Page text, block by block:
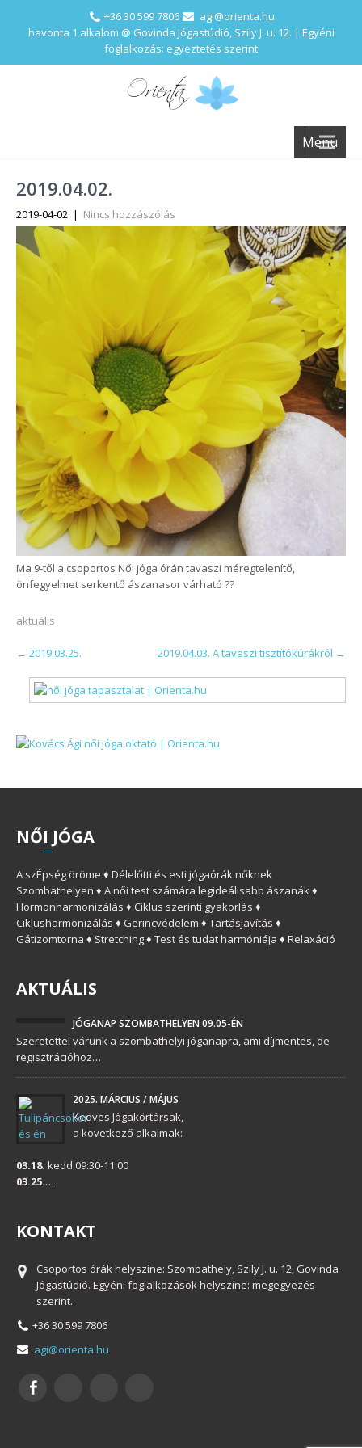
+36 30 599 7806
agi@orienta.hu
havonta 1 alkalom @ Govinda Jógastúdió, Szily J. u. 12. | Egyéni
foglalkozás: egyeztetés szerint
Menu
2019.04.02.
2019-04-02 | Nincs hozzászólás
Ma 9-től a csoportos Női jóga órán tavaszi méregtelenítő,
önfegyelmet serkentő ászanasor várható ??
aktuális
POST
NAVIGATION
← 2019.03.25. 2019.04.03. A tavaszi tisztítókúrákról →
NŐI JÓGA
A szÉpség öröme ♦ Délelőtti és esti jógaórák nőknek
Szombathelyen ♦ A női test számára legideálisabb ászanák ♦
Hormonharmonizálás ♦ Ciklus szerinti gyakorlás ♦
Ciklusharmonizálás ♦ Gerincvédelem ♦ Tartásjavítás ♦
Gátizomtorna ♦ Stretching ♦ Test és tudat harmóniája ♦ Relaxáció
AKTUÁLIS
JÓGANAP SZOMBATHELYEN 09.05-ÉN
Szeretettel várunk a szombathelyi jóganapra, ami díjmentes, de
regisztrációhoz…
2025. MÁRCIUS / MÁJUS
Kedves Jógakörtársak,
a következő alkalmak:
03.18. kedd 09:30-11:00
03.25.…
KONTAKT
Csoportos órák helyszíne: Szombathely, Szily J. u. 12, Govinda
Jógastúdió. Egyéni foglalkozások helyszíne: megegyezés
szerint.
+36 30 599 7806
agi@orienta.hu